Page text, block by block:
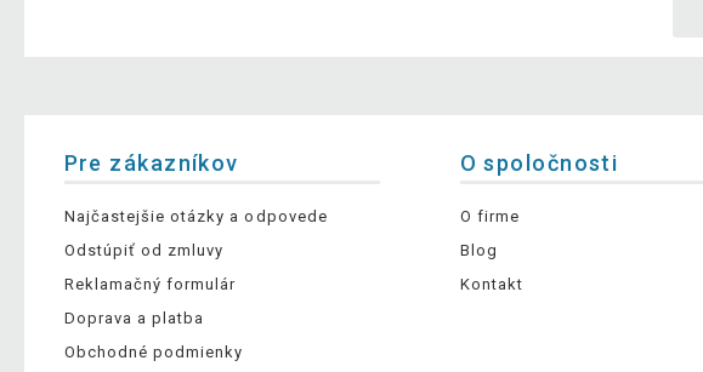
Pre zákazníkov
Najčastejšie otázky a odpovede
Odstúpiť od zmluvy
Reklamačný formulár
Doprava a platba
Obchodné podmienky
O spoločnosti
O firme
Blog
Kontakt